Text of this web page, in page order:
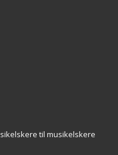
til musikelskere